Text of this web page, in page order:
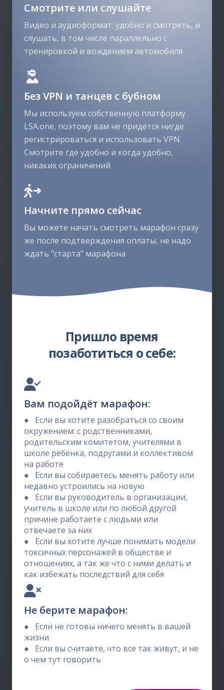
Смотрите или слушайте
Видео и аудиоформат: удобно и смотреть, и
слушать, в том числе параллельно с
тренировкой и вождением автомобиля
Без VPN и танцев с бубном
Мы используем собственную платформу
LSA.one, поэтому вам не придётся нигде
регистрироваться и использовать VPN.
Смотрите где удобно и когда удобно,
никаких ограничений
Начните прямо сейчас
Вы можете начать смотреть марафон сразу
же после подтверждения оплаты, не надо
ждать "старта" марафона
Пришло время
позаботиться о себе:
Вам подойдёт марафон:
●
Если вы хотите разобраться со своим
окружением: с родственниками,
родительским комитетом, учителями в
школе ребёнка, подругами и коллективом
на работе
●
Если вы собираетесь менять работу или
недавно устроились на новую
●
Если вы руководитель в организации,
учитель в школе или по любой другой
причине работаете с людьми или
отвечаете за них
●
Если вы хотите лучше понимать модели
токсичных персонажей в обществе и
отношениях, а так же что с ними делать и
как избежать последствий для себя
Не берите марафон:
●
Если не готовы ничего менять в вашей
жизни
●
Если вы считаете, что все так живут, и не
о чем тут говорить